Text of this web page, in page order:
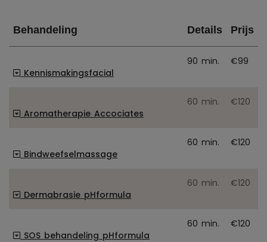
Behandeling Details Prijs
Kennismakingsfacial
90 min. €99
Aromatherapie Accociates
60 min. €120
Bindweefselmassage
60 min. €120
Dermabrasie pHformula
60 min. €120
SOS behandeling pHformula
60 min. €120